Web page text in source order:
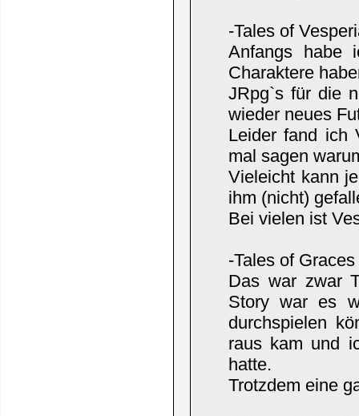
-Tales of
Anfangs habe
Charaktere
JRpg`s für die
wieder neues
Leider fand ich
mal sagen
Vieleicht kann
ihm (nicht)
Bei vielen ist
-Tales of
Das war zwar
Story war es
durchspielen
raus kam und
hatte.
Trotzdem eine